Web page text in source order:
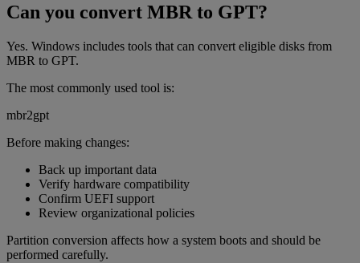
Can you convert MBR to GPT?
Yes. Windows includes tools that can convert eligible disks from
MBR to GPT.
The most commonly used tool is:
mbr2gpt
Before making changes:
Back up important data
Verify hardware compatibility
Confirm UEFI support
Review organizational policies
Partition conversion affects how a system boots and should be
performed carefully.